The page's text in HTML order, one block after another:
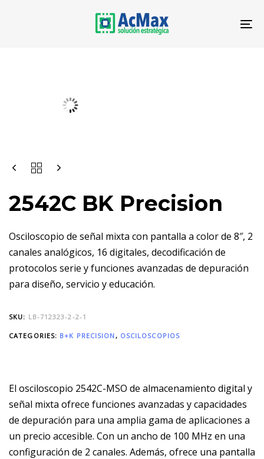
2542C BK Precision
Osciloscopio de señal mixta con pantalla a color de 8″, 2
canales analógicos, 16 digitales, decodificación de
protocolos serie y funciones avanzadas de depuración
para diseño, servicio y educación.
SKU: LB-712323-2-2-1
CATEGORIES: B+K PRECISION, OSCILOSCOPIOS
El osciloscopio 2542C-MSO de almacenamiento digital y
señal mixta ofrece funciones avanzadas y capacidades
de depuración para una amplia gama de aplicaciones a
un precio accesible. Con un ancho de 100 MHz en una
configuración de 2 canales. Además, ofrece una pantalla